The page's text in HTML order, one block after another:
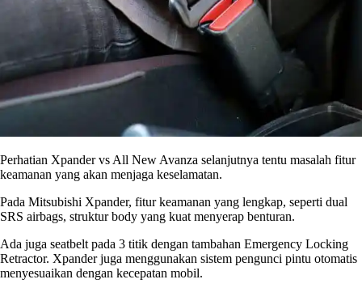
Perhatian Xpander vs All New Avanza selanjutnya tentu masalah fitur
keamanan yang akan menjaga keselamatan.
Pada Mitsubishi Xpander, fitur keamanan yang lengkap, seperti dual
SRS airbags, struktur body yang kuat menyerap benturan.
Ada juga seatbelt pada 3 titik dengan tambahan Emergency Locking
Retractor. Xpander juga menggunakan sistem pengunci pintu otomatis
menyesuaikan dengan kecepatan mobil.